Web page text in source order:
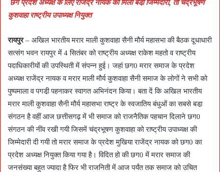
छग प्रदेश अध्यक्ष के लिए राजेंद्र नायक को मिली बडी़ जिम्मेदारी, तो चंद्रभूषण
कुशवाहा राष्ट्रीय उपाध्यक्ष नियुक्त
रायपुर– अखिल भारतीय मरार माली कुशवाहा सैनी मौर्य महासभा की बैठक दूधाधारी
सत्संग भवन रायपुर में 4 सितंबर को राष्ट्रीय अध्यक्ष राकेश महतो व राष्ट्रीय
पदाधिकारीयों की उपस्थिती में संपन्न हुई। जहां छग0 मरार समाज के प्रदेश
अध्यक्ष राजेंद्र नायक व मरार माली मौर्य कुशवाहा सैनी समाज के लोगों ने सभी को
पुष्पमाला व पगडी़ पहनाकर स्वागत अभिनंदन किया। बता दें कि अखिल भारतीय
मरार माली कुशवाहा सैनी मौर्य महासभा राष्ट्र के स्वजातिय बंधुओं का सबसे बडा़
संगठन है वहीं आज छत्तीसगढ़ में भी समाज को राजनैतिक पहचान दिलाने छग0
संगठन की नींव रखी गयी जिसमें चंद्रभूषण कुशवाहा को राष्ट्रीय उपाध्यक्ष की
जिम्मेदारी दी गयी तो मरार समाज के प्रदेश मुखिया राजेंद्र नायक को छग0 का
प्रदेश अध्यक्ष नियुक्त किया गया है। विदित हो की छग0 में मरार समाज की
जनसंख्या बहुत ज्यादा है फिर भी राजनिती में आज पर्यंत तक समाज को उचित